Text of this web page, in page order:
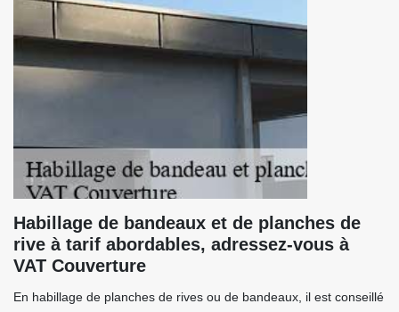
Habillage de bandeaux et de planches de
rive à tarif abordables, adressez-vous à
VAT Couverture
En habillage de planches de rives ou de bandeaux, il est conseillé